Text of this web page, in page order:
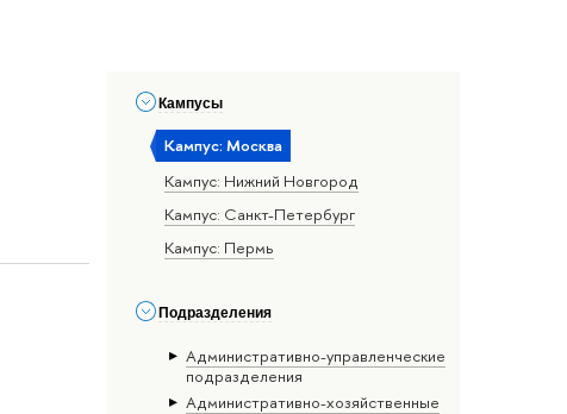
Кампусы
Кампус: Москва
Кампус: Нижний Новгород
Кампус: Санкт-Петербург
Кампус: Пермь
Подразделения
Административно-управленческие
подразделения
Административно-хозяйственные